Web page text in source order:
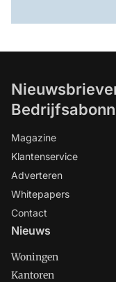
Magazine
Klantenservice
Adverteren
Whitepapers
Contact
Nieuws
Woningen
Kantoren